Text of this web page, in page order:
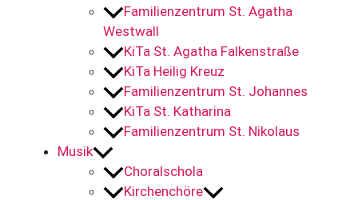
Familienzentrum St. Agatha
Westwall
KiTa St. Agatha Falkenstraße
KiTa Heilig Kreuz
Familienzentrum St. Johannes
KiTa St. Katharina
Familienzentrum St. Nikolaus
Musik
Choralschola
Kirchenchöre